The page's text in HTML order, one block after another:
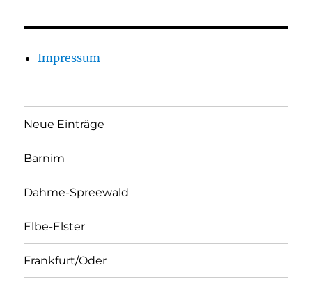
Impressum
Neue Einträge
Barnim
Dahme-Spreewald
Elbe-Elster
Frankfurt/Oder